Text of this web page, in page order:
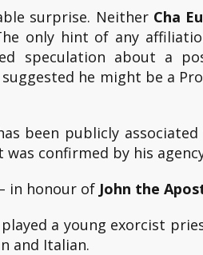
surprise. Neither Cha
only hint of any
speculation about a
he might be a
been publicly
confirmed by his
in honour of John the
a young exorcist
and Italian.